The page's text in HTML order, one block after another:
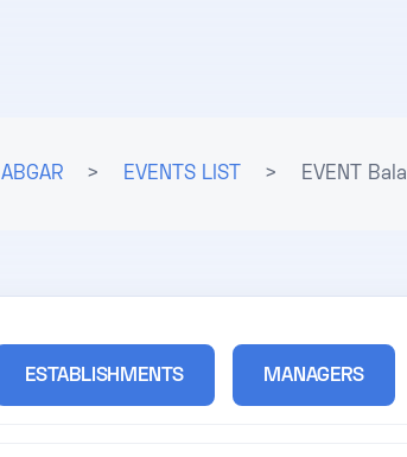
ABGAR > EVENTS LIST > EVENT
ESTABLISHMENTS MANAGERS